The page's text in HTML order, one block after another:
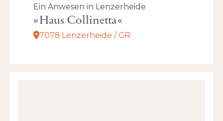
Ein Anwesen in Lenzerheide
Haus Collinetta
7078 Lenzerheide / GR